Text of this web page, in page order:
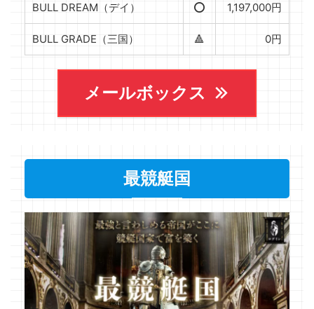
BULL DREAM（デイ） ⭕️ 1,197,000円
BULL GRADE（三国） 🔺 0円
メールボックス
最競艇国